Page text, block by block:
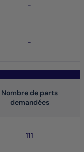
-
-
Nombre de parts
demandées
111